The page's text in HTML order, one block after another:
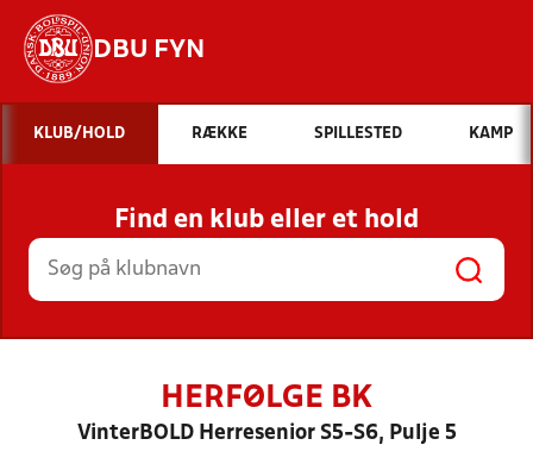
DBU FYN
Hvad vil du søge efter?
INDHOLD OG NYHEDER
STILLINGER, RESULTATER, KLUBBER OG
HOLD
KLUB/HOLD RÆKKE SPILLESTED KAMP
Find en klub eller et hold
HERFØLGE BK
VinterBOLD Herresenior S5-S6, Pulje 5